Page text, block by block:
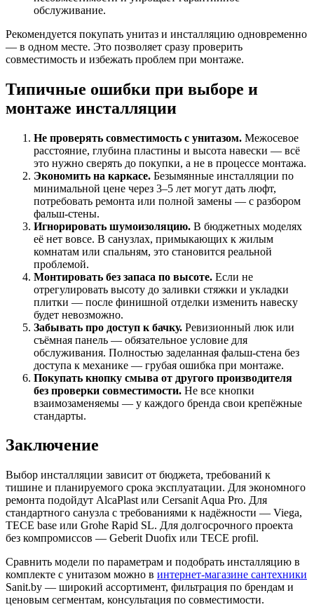
обслуживание.
Рекомендуется покупать унитаз и инсталляцию одновременно
— в одном месте. Это позволяет сразу проверить
совместимость и избежать проблем при монтаже.
Типичные ошибки при выборе и
монтаже инсталляции
Не проверять совместимость с унитазом. Межосевое
расстояние, глубина пластины и высота навески — всё
это нужно сверять до покупки, а не в процессе монтажа.
Экономить на каркасе. Безымянные инсталляции по
минимальной цене через 3–5 лет могут дать люфт,
потребовать ремонта или полной замены — с разбором
фальш-стены.
Игнорировать шумоизоляцию. В бюджетных моделях
её нет вовсе. В санузлах, примыкающих к жилым
комнатам или спальням, это становится реальной
проблемой.
Монтировать без запаса по высоте. Если не
отрегулировать высоту до заливки стяжки и укладки
плитки — после финишной отделки изменить навеску
будет невозможно.
Забывать про доступ к бачку. Ревизионный люк или
съёмная панель — обязательное условие для
обслуживания. Полностью заделанная фальш-стена без
доступа к механике — грубая ошибка при монтаже.
Покупать кнопку смыва от другого производителя
без проверки совместимости. Не все кнопки
взаимозаменяемы — у каждого бренда свои крепёжные
стандарты.
Заключение
Выбор инсталляции зависит от бюджета, требований к
тишине и планируемого срока эксплуатации. Для экономного
ремонта подойдут AlcaPlast или Cersanit Aqua Pro. Для
стандартного санузла с требованиями к надёжности — Viega,
TECE base или Grohe Rapid SL. Для долгосрочного проекта
без компромиссов — Geberit Duofix или TECE profil.
Сравнить модели по параметрам и подобрать инсталляцию в
комплекте с унитазом можно в интернет-магазине сантехники
Sanit.by — широкий ассортимент, фильтрация по брендам и
ценовым сегментам, консультация по совместимости.